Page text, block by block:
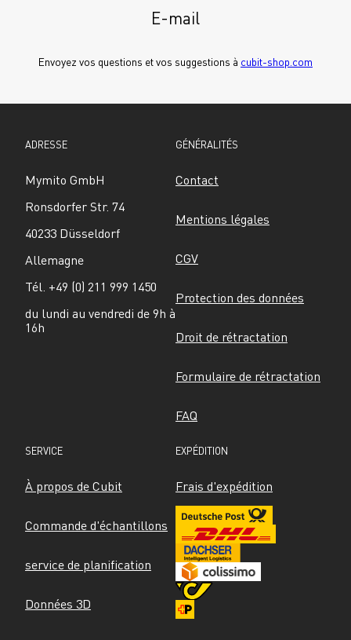
E-mail
Envoyez vos questions et vos suggestions à cubit-shop.com
ADRESSE
Mymito GmbH
Ronsdorfer Str. 74
40233 Düsseldorf
Allemagne
Tél. +49 (0) 211 999 1450
du lundi au vendredi de 9h à
16h
GÉNÉRALITÉS
Contact
Mentions légales
CGV
Protection des données
Droit de rétractation
Formulaire de rétractation
FAQ
SERVICE
À propos de Cubit
Commande d'échantillons
service de planification
Données 3D
EXPÉDITION
Frais d'expédition